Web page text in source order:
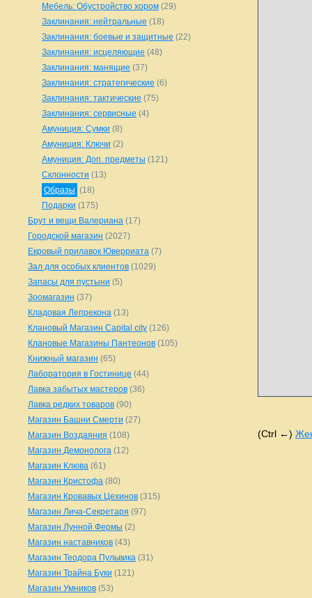
(Ctrl ←)
Мебель: Обустройство хором (29)
Заклинания: нейтральные (18)
Заклинания: боевые и защитные (22)
Заклинания: исцеляющие (48)
Заклинания: манящие (37)
Заклинания: стратегические (6)
Заклинания: тактические (75)
Заклинания: сервисные (4)
Амуниция: Сумки (8)
Амуниция: Ключи (2)
Амуниция: Доп. предметы (121)
Склонности (13)
Образы (18)
Подарки (175)
Брут и вещи Валериана (17)
Городской магазин (2027)
Екровый прилавок Юверриата (7)
Зал для особых клиентов (1029)
Запасы для пустыни (5)
Зоомагазин (37)
Кладовая Лепрекона (13)
Клановый Магазин Capital city (126)
Клановые Магазины Пантеонов (105)
Книжный магазин (65)
Лаборатория в Гостинице (44)
Лавка забытых мастеров (36)
Лавка редких товаров (90)
Магазин Башни Смерти (27)
Магазин Воздаяния (108)
Магазин Демонолога (12)
Магазин Клюва (61)
Магазин Кристофа (80)
Магазин Кровавых Цехинов (315)
Магазин Лича-Секретаря (97)
Магазин Лунной Фермы (2)
Магазин наставников (43)
Магазин Теодора Пульвика (31)
Магазин Трайна Буки (121)
Магазин Умников (53)